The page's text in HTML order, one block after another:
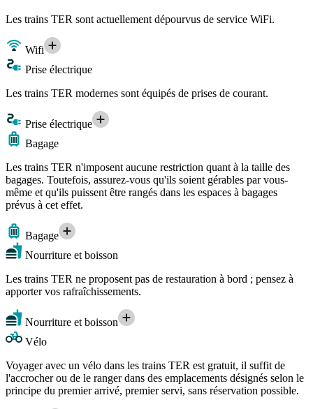
Les trains TER sont actuellement dépourvus de service WiFi.
Wifi
Prise électrique
Les trains TER modernes sont équipés de prises de courant.
Prise électrique
Bagage
Les trains TER n'imposent aucune restriction quant à la taille des
bagages. Toutefois, assurez-vous qu'ils soient gérables par vous-
même et qu'ils puissent être rangés dans les espaces à bagages
prévus à cet effet.
Bagage
Nourriture et boisson
Les trains TER ne proposent pas de restauration à bord ; pensez à
apporter vos rafraîchissements.
Nourriture et boisson
Vélo
Voyager avec un vélo dans les trains TER est gratuit, il suffit de
l'accrocher ou de le ranger dans des emplacements désignés selon le
principe du premier arrivé, premier servi, sans réservation possible.